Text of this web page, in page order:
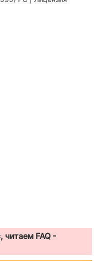
читаем FAQ -